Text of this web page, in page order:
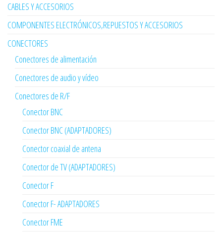
CABLES Y ACCESORIOS
COMPONENTES ELECTRÓNICOS,REPUESTOS Y ACCESORIOS
CONECTORES
Conectores de alimentación
Conectores de audio y vídeo
Conectores de R/F
Conector BNC
Conector BNC (ADAPTADORES)
Conector coaxial de antena
Conector de TV (ADAPTADORES)
Conector F
Conector F- ADAPTADORES
Conector FME